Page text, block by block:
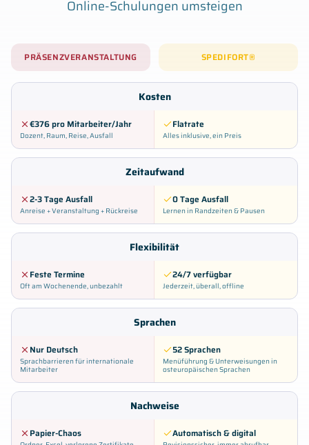
Online-Schulungen umsteigen
PRÄSENZVERANSTALTUNG SPEDIFORT®
Kosten
€376 pro Mitarbeiter/Jahr
Dozent, Raum, Reise, Ausfall
Flatrate
Alles inklusive, ein Preis
Zeitaufwand
2-3 Tage Ausfall
Anreise + Veranstaltung + Rückreise
0 Tage Ausfall
Lernen in Randzeiten & Pausen
Flexibilität
Feste Termine
Oft am Wochenende, unbezahlt
24/7 verfügbar
Jederzeit, überall, offline
Sprachen
Nur Deutsch
Sprachbarrieren für internationale
Mitarbeiter
52 Sprachen
Menüführung & Unterweisungen in
osteuropäischen Sprachen
Nachweise
Papier-Chaos Automatisch & digital